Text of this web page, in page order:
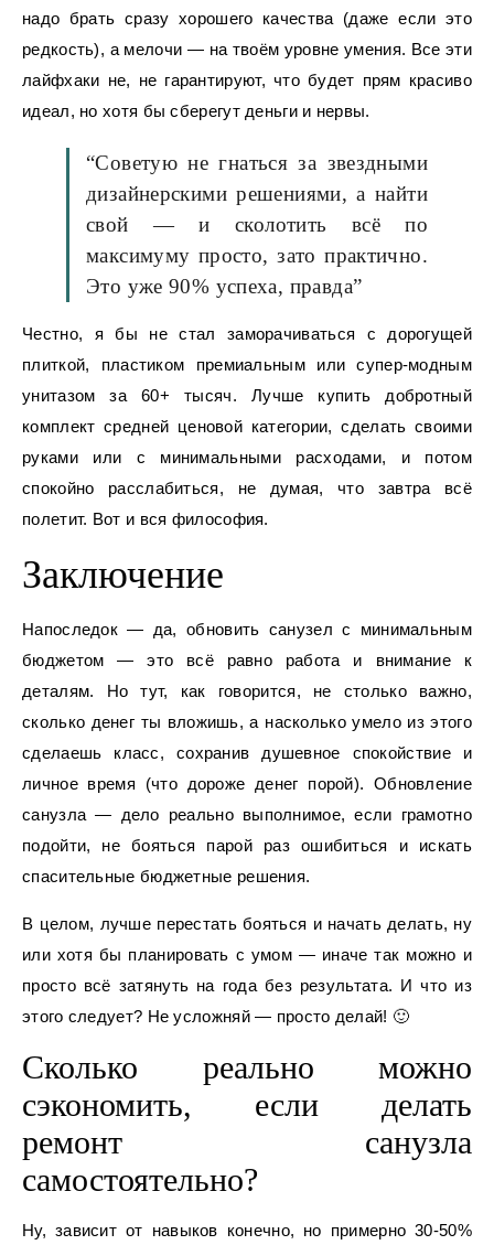
надо брать сразу хорошего качества (даже если это
редкость), а мелочи — на твоём уровне умения. Все эти
лайфхаки не, не гарантируют, что будет прям красиво
идеал, но хотя бы сберегут деньги и нервы.
“Советую не гнаться за звездными
дизайнерскими решениями, а найти
свой — и сколотить всё по
максимуму просто, зато практично.
Это уже 90% успеха, правда”
Честно, я бы не стал заморачиваться с дорогущей
плиткой, пластиком премиальным или супер-модным
унитазом за 60+ тысяч. Лучше купить добротный
комплект средней ценовой категории, сделать своими
руками или с минимальными расходами, и потом
спокойно расслабиться, не думая, что завтра всё
полетит. Вот и вся философия.
Заключение
Напоследок — да, обновить санузел с минимальным
бюджетом — это всё равно работа и внимание к
деталям. Но тут, как говорится, не столько важно,
сколько денег ты вложишь, а насколько умело из этого
сделаешь класс, сохранив душевное спокойствие и
личное время (что дороже денег порой). Обновление
санузла — дело реально выполнимое, если грамотно
подойти, не бояться парой раз ошибиться и искать
спасительные бюджетные решения.
В целом, лучше перестать бояться и начать делать, ну
или хотя бы планировать с умом — иначе так можно и
просто всё затянуть на года без результата. И что из
этого следует? Не усложняй — просто делай! 🙂
Сколько реально можно
сэкономить, если делать
ремонт санузла
самостоятельно?
Ну, зависит от навыков конечно, но примерно 30-50%